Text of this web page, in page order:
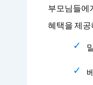
부모님들에
혜택을 제